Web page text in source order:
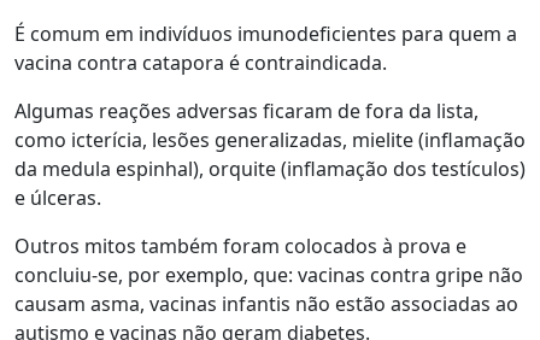
É comum em indivíduos imunodeficientes para quem a
vacina contra catapora é contraindicada.
Algumas reações adversas ficaram de fora da lista,
como icterícia, lesões generalizadas, mielite (inflamação
da medula espinhal), orquite (inflamação dos testículos)
e úlceras.
Outros mitos também foram colocados à prova e
concluiu-se, por exemplo, que: vacinas contra gripe não
causam asma, vacinas infantis não estão associadas ao
autismo e vacinas não geram diabetes.